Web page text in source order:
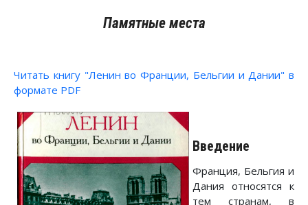
Памятные места
Читать книгу "Ленин во Франции, Бельгии и Дании" в
формате PDF
Введение
Франция, Бельгия и
Дания относятся к
тем странам, в